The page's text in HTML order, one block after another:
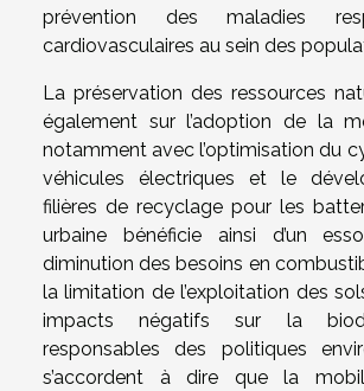
prévention des maladies
cardiovasculaires au sein des
La préservation des ressources
également sur l’adoption de la
notamment avec l’optimisation du
véhicules électriques et le
filières de recyclage pour les
urbaine bénéficie ainsi d’un
diminution des besoins en
la limitation de l’exploitation des
impacts négatifs sur la
responsables des politiques
s’accordent à dire que la